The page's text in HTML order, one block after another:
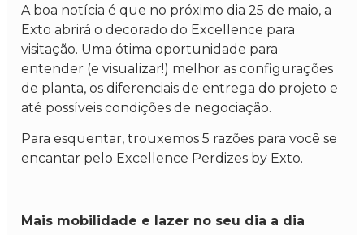
A boa notícia é que no próximo dia 25 de maio, a
Exto abrirá o decorado do Excellence para
visitação. Uma ótima oportunidade para
entender (e visualizar!) melhor as configurações
de planta, os diferenciais de entrega do projeto e
até possíveis condições de negociação.
Para esquentar, trouxemos 5 razões para você se
encantar pelo Excellence Perdizes by Exto.
Mais mobilidade e lazer no seu dia a dia